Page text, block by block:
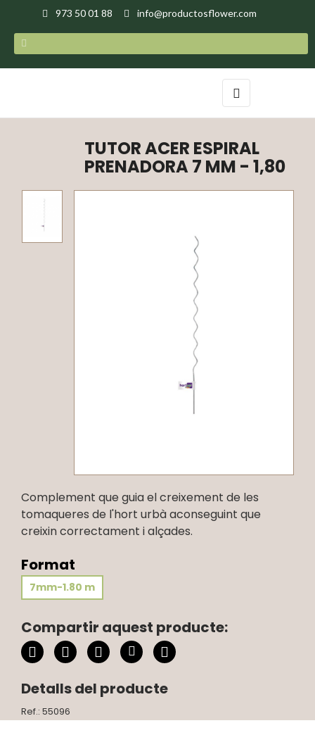
973 50 01 88 info@productosflower.com
Toggle
navigation
☰
TUTOR ACER ESPIRAL
PRENADORA 7 MM - 1,80
Complement que guia el creixement de les
tomaqueres de l'hort urbà aconseguint que
creixin correctament i alçades.
Format
7mm-1.80 m
Compartir aquest producte:
Detalls del producte
Ref.: 55096